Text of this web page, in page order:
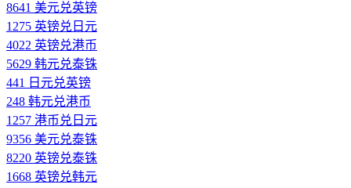
8641 美元兑英镑
1275 英镑兑日元
4022 英镑兑港币
5629 韩元兑泰铢
441 日元兑英镑
248 韩元兑港币
1257 港币兑日元
9356 美元兑泰铢
8220 英镑兑泰铢
1668 英镑兑韩元